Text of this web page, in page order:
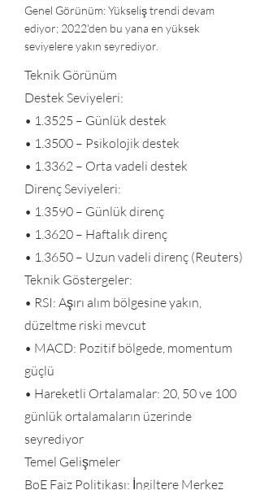
Genel Görünüm: Yükseliş trendi devam
ediyor; 2022'den bu yana en yüksek
seviyelere yakın seyrediyor.
Teknik Görünüm
Destek Seviyeleri:
• 1.3525 – Günlük destek
• 1.3500 – Psikolojik destek
• 1.3362 – Orta vadeli destek
Direnç Seviyeleri:
• 1.3590 – Günlük direnç
• 1.3620 – Haftalık direnç
• 1.3650 – Uzun vadeli direnç (Reuters)
Teknik Göstergeler:
• RSI: Aşırı alım bölgesine yakın,
düzeltme riski mevcut
• MACD: Pozitif bölgede, momentum
güçlü
• Hareketli Ortalamalar: 20, 50 ve 100
günlük ortalamaların üzerinde
seyrediyor
Temel Gelişmeler
BoE Faiz Politikası: İngiltere Merkez